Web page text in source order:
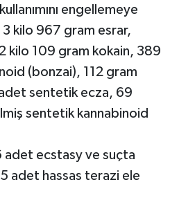
engellemeye
3 kilo 967 gram esrar,
kilo 109 gram kokain, 389
(bonzai), 112 gram
sentetik ecza, 69
sentetik kannabinoid
ecstasy ve suçta
5 adet hassas terazi ele